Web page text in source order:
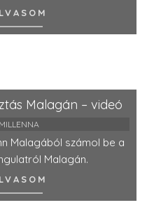
Malagán – videó
MILLENNA
Malagából számol be a
Malagán.